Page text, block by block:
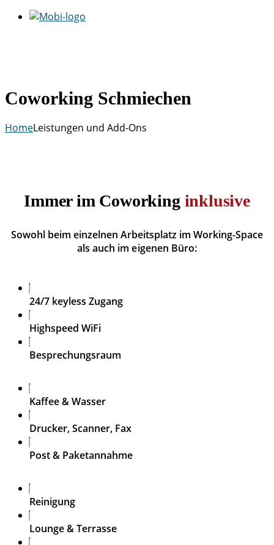
Coworking Schmiechen
HomeLeistungen und Add-Ons
Immer im Coworking inklusive
Sowohl beim einzelnen Arbeitsplatz im Working-Space
als auch im eigenen Büro:
24/7 keyless Zugang
Highspeed WiFi
Besprechungsraum
Kaffee & Wasser
Drucker, Scanner, Fax
Post & Paketannahme
Reinigung
Lounge & Terrasse